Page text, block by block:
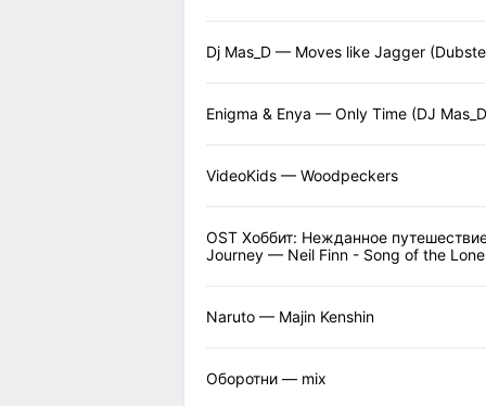
Dj Mas_D — Moves like Jagger
Enigma & Enya — Only Time (DJ
VideoKids — Woodpeckers
OST Хоббит: Нежданное
Journey — Neil Finn - Song of the
Naruto — Majin Kenshin
Оборотни — mix